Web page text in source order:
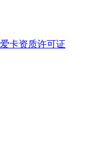
爱卡资质许可证